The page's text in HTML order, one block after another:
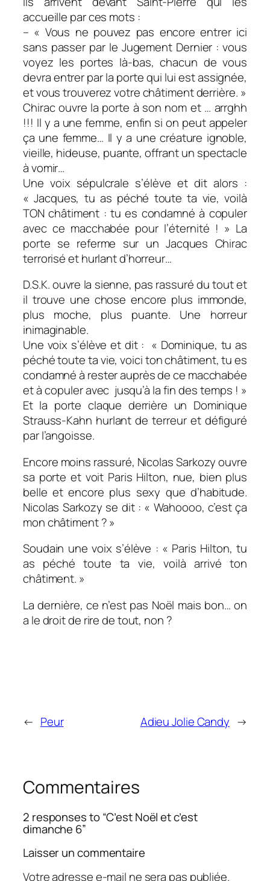
accueille par ces mots :
– « Vous ne pouvez pas encore entrer ici
sans passer par le Jugement Dernier : vous
voyez les portes là-bas, chacun de vous
devra entrer par la porte qui lui est assignée,
et vous trouverez votre châtiment derrière. »
Chirac ouvre la porte à son nom et … arrghh
!!! Il y a une femme, enfin si on peut appeler
ça une femme… Il y a une créature ignoble,
vieille, hideuse, puante, offrant un spectacle
à vomir…
Une voix sépulcrale s’élève et dit alors :
« Jacques, tu as péché toute ta vie, voilà
TON châtiment : tu es condamné à copuler
avec ce macchabée pour l’éternité ! » La
porte se referme sur un Jacques Chirac
terrorisé et hurlant d’horreur…
D.S.K. ouvre la sienne, pas rassuré du tout et
il trouve une chose encore plus immonde,
plus moche, plus puante. Une horreur
inimaginable.
Une voix s’élève et dit : « Dominique, tu as
péché toute ta vie, voici ton châtiment, tu es
condamné à rester auprès de ce macchabée
et à copuler avec jusqu’à la fin des temps ! »
Et la porte claque derrière un Dominique
Strauss-Kahn hurlant de terreur et défiguré
par l’angoisse.
Encore moins rassuré, Nicolas Sarkozy ouvre
sa porte et voit Paris Hilton, nue, bien plus
belle et encore plus sexy que d’habitude.
Nicolas Sarkozy se dit : « Wahoooo, c’est ça
mon châtiment ? »
Soudain une voix s’élève : « Paris Hilton, tu
as péché toute ta vie, voilà arrivé ton
châtiment. »
La dernière, ce n’est pas Noël mais bon… on
a le droit de rire de tout, non ?
← Peur Adieu Jolie Candy →
Commentaires
2 responses to “C’est Noël et c’est
dimanche 6”
Laisser un commentaire
Votre adresse e-mail ne sera pas publiée.